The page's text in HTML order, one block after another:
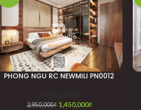
PHONG NGU RC NEWMILI PN0012
2,950,000₫ 1,450,000₫